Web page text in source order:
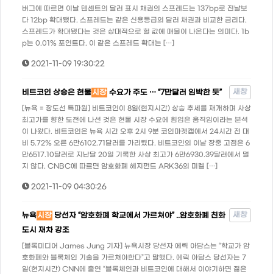
버그에 따르면 이날 텐센트의 달러 표시 채권의 스프레드는 137bp로 전날보
다 12bp 확대됐다. 스프레드는 같은 신용등급의 달러 채권과 비교한 금리다.
스프레드가 확대됐다는 것은 상대적으로 헐 값에 매물이 나온다는 의미다. 1b
p는 0.01% 포인트다. 이 같은 스프레드 확대는 […]
2021-11-09 19:30:22
비트코인 상승은 현물시장 수요가 주도 … “7만달러 임박한 듯” 새창
[뉴욕 = 장도선 특파원] 비트코인이 8일(현지시간) 상승 추세를 재개하며 사상
최고가를 향한 도전에 나선 것은 현물 시장 수요에 힘입은 움직임이라는 분석
이 나왔다. 비트코인은 뉴욕 시간 오후 2시 9분 코인마켓캡에서 24시간 전 대
비 5.72% 오른 6만6102.71달러를 가리켰다. 비트코인의 이날 장중 고점은 6
만6517.10달러로 지난달 20일 기록한 사상 최고가 6만6930.39달러에서 멀
지 않다. CNBC에 따르면 암호화폐 헤지펀드 ARK36의 미켈 […]
2021-11-09 04:30:26
뉴욕시장 당선자 “암호화폐 학교에서 가르쳐야” ..암호화폐 친화
도시 재차 강조
새창
[블록미디어 James Jung 기자] 뉴욕시장 당선자 에릭 아담스는 “학교가 암
호화폐와 블록체인 기술을 가르쳐야한다”고 말했다. 에릭 아담스 당선자는 7
일(현지시간) CNN에 출연 “블록체인과 비트코인에 대해서 이야기하면 젊은